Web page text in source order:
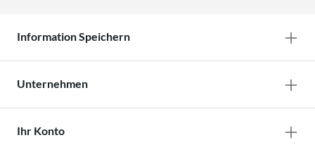
Information Speichern
Unternehmen
Ihr Konto